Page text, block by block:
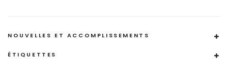
NOUVELLES ET ACCOMPLISSEMENTS
ÉTIQUETTES